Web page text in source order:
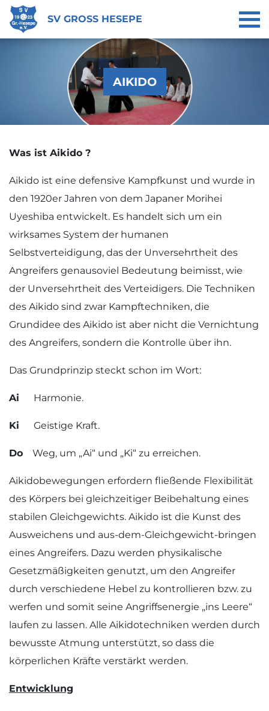
SV GROSS HESEPE
AIKIDO
Was ist Aikido ?
Aikido ist eine defensive Kampfkunst und wurde in
den 1920er Jahren von dem Japaner Morihei
Uyeshiba entwickelt. Es handelt sich um ein
wirksames System der humanen
Selbstverteidigung, das der Unversehrtheit des
Angreifers genausoviel Bedeutung beimisst, wie
der Unversehrtheit des Verteidigers. Die Techniken
des Aikido sind zwar Kampftechniken, die
Grundidee des Aikido ist aber nicht die Vernichtung
des Angreifers, sondern die Kontrolle über ihn.
Das Grundprinzip steckt schon im Wort:
Ai Harmonie.
Ki Geistige Kraft.
Do Weg, um „Ai“ und „Ki“ zu erreichen.
Aikidobewegungen erfordern fließende Flexibilität
des Körpers bei gleichzeitiger Beibehaltung eines
stabilen Gleichgewichts. Aikido ist die Kunst des
Ausweichens und aus-dem-Gleichgewicht-bringen
eines Angreifers. Dazu werden physikalische
Gesetzmäßigkeiten genutzt, um den Angreifer
durch verschiedene Hebel zu kontrollieren bzw. zu
werfen und somit seine Angriffsenergie „ins Leere“
laufen zu lassen. Alle Aikidotechniken werden durch
bewusste Atmung unterstützt, so dass die
körperlichen Kräfte verstärkt werden.
Entwicklung